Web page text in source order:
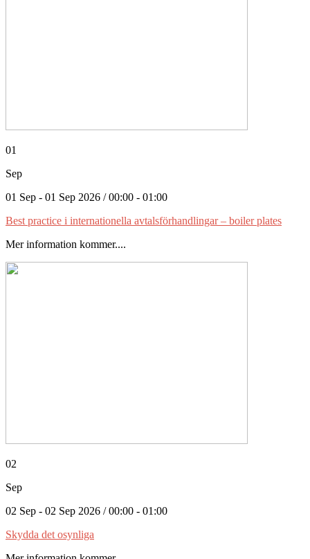
01
Sep
01 Sep - 01 Sep 2026 / 00:00 - 01:00
Best practice i internationella avtalsförhandlingar – boiler plates
Mer information kommer....
02
Sep
02 Sep - 02 Sep 2026 / 00:00 - 01:00
Skydda det osynliga